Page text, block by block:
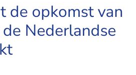
de opkomst van
Nederlandse